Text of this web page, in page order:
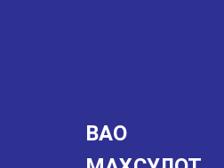
ВАО